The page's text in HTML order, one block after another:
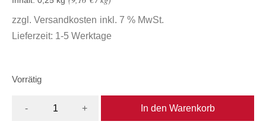
zzgl. Versandkosten inkl. 7 % MwSt.
Lieferzeit: 1-5 Werktage
Vorrätig
- + In den Warenkorb